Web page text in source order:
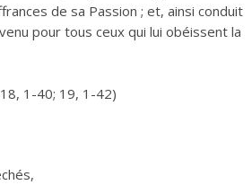
de sa Passion ; et, ainsi conduit
pour tous ceux qui lui obéissent la
18, 1-40; 19, 1-42)